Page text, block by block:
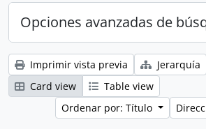
Opciones avanzadas de
Imprimir vista previa
Jerarquía
Card view
Table view
Ordenar por: Título